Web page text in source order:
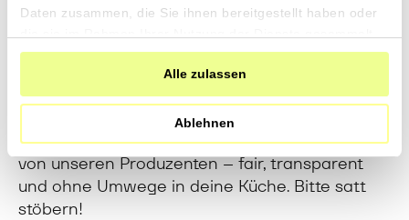
Daten zusammen, die Sie ihnen bereitgestellt haben oder
haben.
Alle zulassen
Ablehnen
Direkt vom Feld in deine
Küche
Noch mehr Gutes aus gesundem Boden: Gerne
empfehlen wir ein paar weitere gute Produkte
von unseren Produzenten – fair, transparent
und ohne Umwege in deine Küche. Bitte satt
stöbern!